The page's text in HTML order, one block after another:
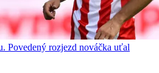
Povedený rozjezd nováčka uťal